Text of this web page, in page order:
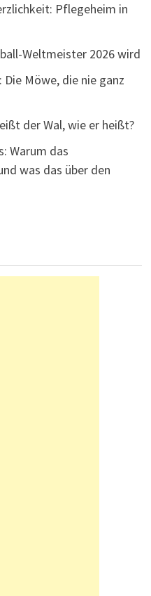
Pflegeheim in
Weltmeister 2026 wird
Möwe, die nie ganz
der Wal, wie er heißt?
Warum das
was das über den